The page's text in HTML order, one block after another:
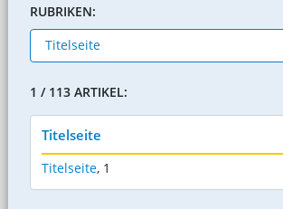
RUBRIKEN:
1 / 113 ARTIKEL:
Titelseite
Titelseite, 1